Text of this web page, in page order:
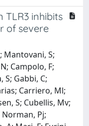
TLR3 inhibits
of severe
Mantovani, S;
Campolo, F;
Gabbi, C;
Carriero, Ml;
S; Cubellis, Mv;
Norman, Pj;